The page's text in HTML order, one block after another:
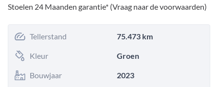
Stoelen 24 Maanden garantie* (Vraag naar de voorwaarden)
Tellerstand 75.473 km
Kleur Groen
Bouwjaar 2023